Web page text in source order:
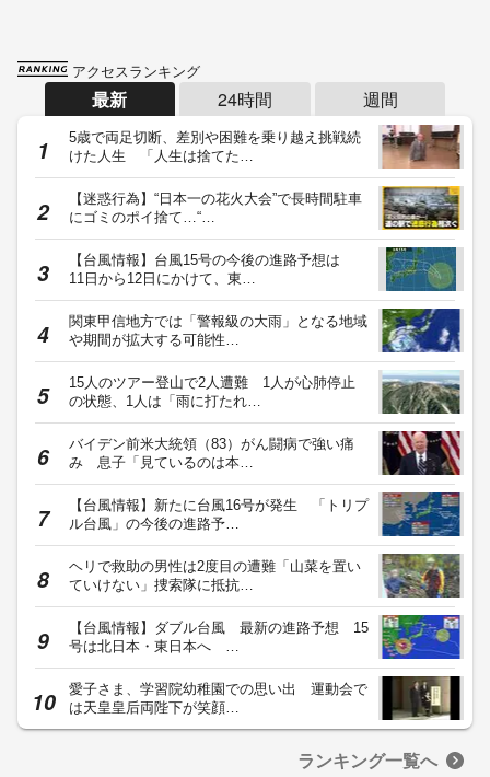
アクセスランキング
最新 24時間 週間
5歳で両足切断、差別や困難を乗り越え挑戦続
けた人生 「人生は捨てた…
【迷惑行為】“日本一の花火大会”で長時間駐車
にゴミのポイ捨て…“…
【台風情報】台風15号の今後の進路予想は
11日から12日にかけて、東…
関東甲信地方では「警報級の大雨」となる地域
や期間が拡大する可能性…
15人のツアー登山で2人遭難 1人が心肺停止
の状態、1人は「雨に打たれ…
バイデン前米大統領（83）がん闘病で強い痛
み 息子「見ているのは本…
【台風情報】新たに台風16号が発生 「トリプ
ル台風」の今後の進路予…
ヘリで救助の男性は2度目の遭難「山菜を置い
ていけない」捜索隊に抵抗…
【台風情報】ダブル台風 最新の進路予想 15
号は北日本・東日本へ …
愛子さま、学習院幼稚園での思い出 運動会で
は天皇皇后両陛下が笑顔…
ランキング一覧へ